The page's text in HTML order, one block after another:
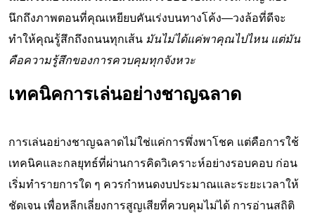
นึกถึงภาพตอนที่คุณเหยียบคันเร่งบนทางโค้ง—วงล้อที่ดีจะ
ทำให้คุณรู้สึกถึงถนนทุกเส้น มันไม่ได้แค่พาคุณไปไหน แต่มัน
คือความรู้สึกของการควบคุมทุกจังหวะ
เทคนิคการเล่นอย่างชาญฉลาด
การเล่นอย่างชาญฉลาดไม่ใช่แค่การพึ่งพาโชค แต่คือการใช้
เทคนิคและกลยุทธ์ที่ผ่านการคิดวิเคราะห์อย่างรอบคอบ ก่อน
เริ่มทำรายการใด ๆ ควรกำหนดงบประมาณและระยะเวลาให้
ชัดเจน เพื่อหลีกเลี่ยงการสูญเสียที่ควบคุมไม่ได้ การอ่านสถิติ